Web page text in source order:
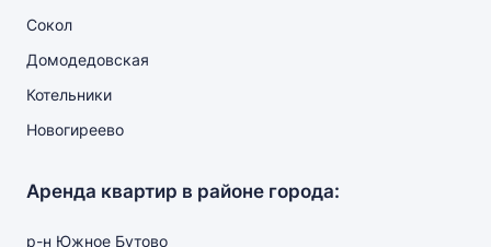
Сокол
Домодедовская
Котельники
Новогиреево
Аренда квартир в районе города:
р-н Южное Бутово